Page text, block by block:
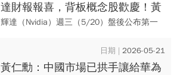
達財報報喜，背板概念股歡慶！黃
仁勳喊AI工廠擴張引爆，55家受惠
輝達（Nvidia）週三（5/20）盤後公布第一
輝達執行長黃仁勳宣布「代理型人工智慧
（Agentic ...
2026-05-21
黃仁勳：中國市場已拱手讓給華為